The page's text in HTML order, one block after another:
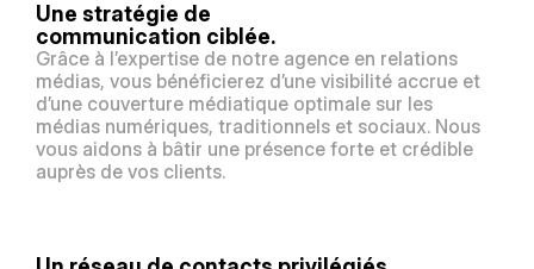
Une stratégie de
communication ciblée.
Grâce à l’expertise de notre agence en relations
médias, vous bénéficierez d’une visibilité accrue et
d’une couverture médiatique optimale sur les
médias numériques, traditionnels et sociaux. Nous
vous aidons à bâtir une présence forte et crédible
auprès de vos clients.